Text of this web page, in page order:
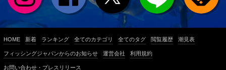
HOME 新着 ランキング 全てのカテゴリ 全てのタグ 閲覧履歴 潮見表
フィッシングジャパンからのお知らせ 運営会社 利用規約
お問い合わせ・プレスリリース